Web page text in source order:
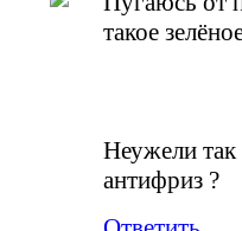
такое
Неужели
антифриз ?